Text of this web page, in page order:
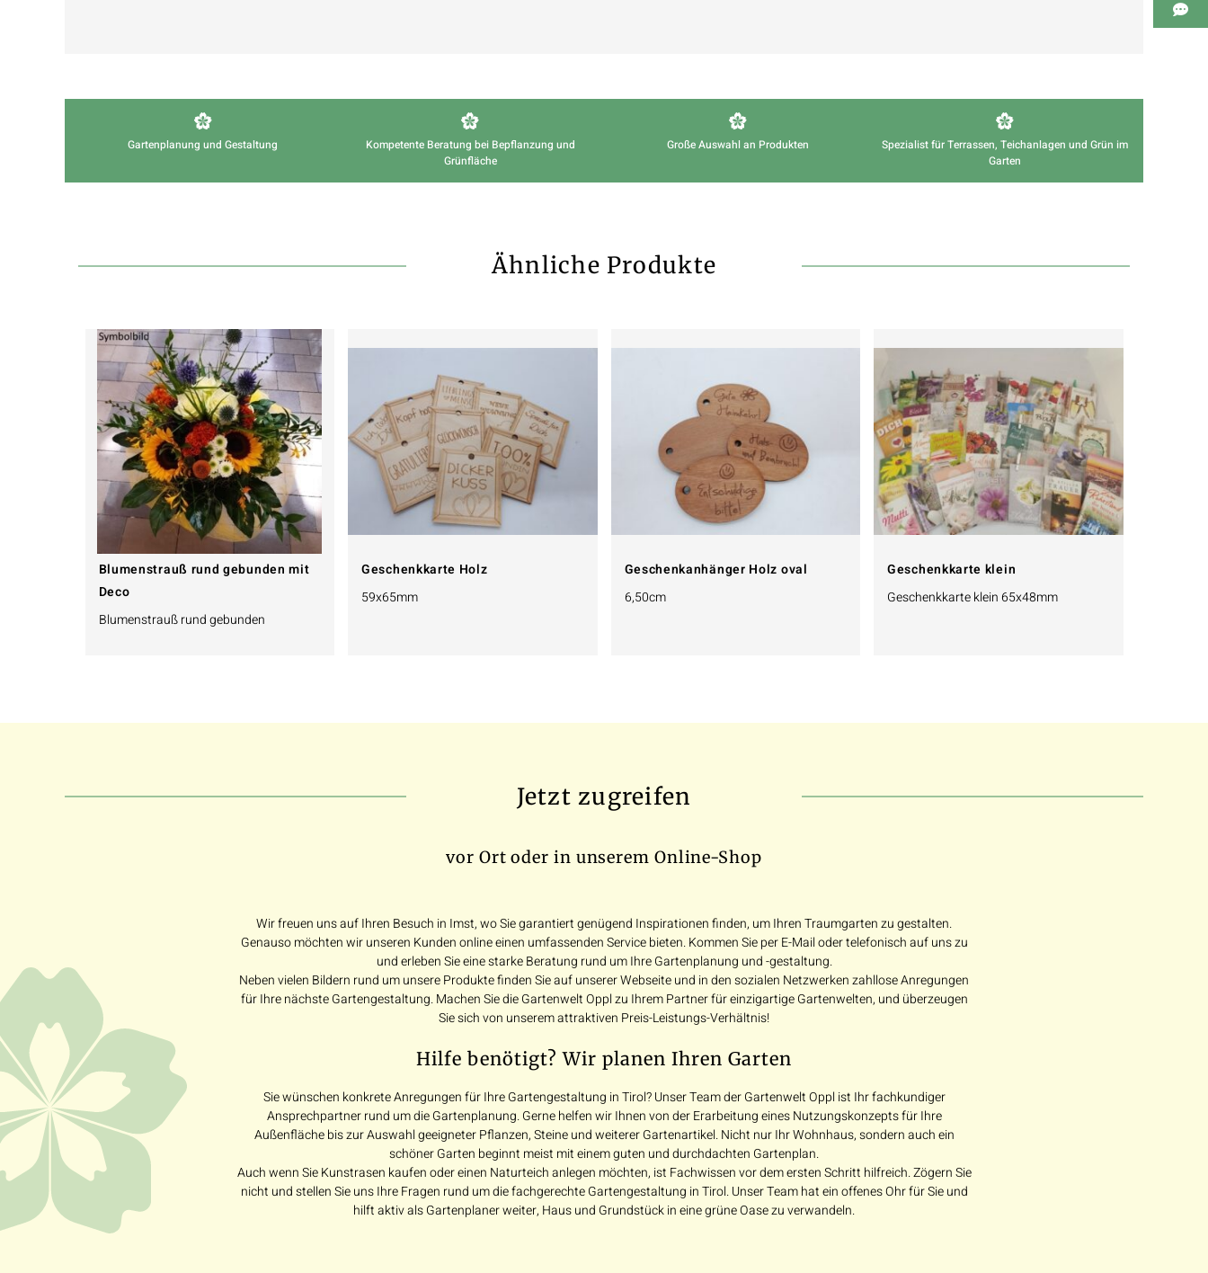
Gartenplanung und Gestaltung
Kompetente Beratung bei Bepflanzung und
Grünfläche
Große Auswahl an Produkten
Spezialist für Terrassen, Teichanlagen und Grün im
Garten
Ähnliche Produkte
Blumenstrauß rund gebunden mit
Deco
Blumenstrauß rund gebunden
Geschenkkarte Holz
59x65mm
Geschenkanhänger Holz oval
6,50cm
Geschenkkarte klein
Geschenkkarte klein 65x48mm
Jetzt zugreifen
vor Ort oder in unserem Online-Shop
Wir freuen uns auf Ihren Besuch in Imst, wo Sie garantiert genügend Inspirationen finden, um Ihren Traumgarten zu gestalten.
Genauso möchten wir unseren Kunden online einen umfassenden Service bieten. Kommen Sie per E-Mail oder telefonisch auf uns zu
und erleben Sie eine starke Beratung rund um Ihre Gartenplanung und -gestaltung.
Neben vielen Bildern rund um unsere Produkte finden Sie auf unserer Webseite und in den sozialen Netzwerken zahllose Anregungen
für Ihre nächste Gartengestaltung. Machen Sie die Gartenwelt Oppl zu Ihrem Partner für einzigartige Gartenwelten, und überzeugen
Sie sich von unserem attraktiven Preis-Leistungs-Verhältnis!
Hilfe benötigt? Wir planen Ihren Garten
Sie wünschen konkrete Anregungen für Ihre Gartengestaltung in Tirol? Unser Team der Gartenwelt Oppl ist Ihr fachkundiger
Ansprechpartner rund um die Gartenplanung. Gerne helfen wir Ihnen von der Erarbeitung eines Nutzungskonzepts für Ihre
Außenfläche bis zur Auswahl geeigneter Pflanzen, Steine und weiterer Gartenartikel. Nicht nur Ihr Wohnhaus, sondern auch ein
schöner Garten beginnt meist mit einem guten und durchdachten Gartenplan.
Auch wenn Sie Kunstrasen kaufen oder einen Naturteich anlegen möchten, ist Fachwissen vor dem ersten Schritt hilfreich. Zögern Sie
nicht und stellen Sie uns Ihre Fragen rund um die fachgerechte Gartengestaltung in Tirol. Unser Team hat ein offenes Ohr für Sie und
hilft aktiv als Gartenplaner weiter, Haus und Grundstück in eine grüne Oase zu verwandeln.